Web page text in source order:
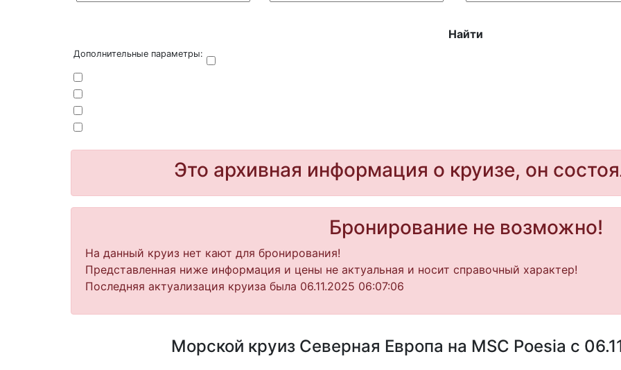
Найти
Дополнительные параметры:
Это архивная информация о круизе, он
Бронирование не возможно!
На данный круиз нет кают для бронирования!
Представленная ниже информация и цены не актуальная и носит справочный характер!
Последняя актуализация круиза была 06.11.2025 06:07:06
Морской круиз Северная Европа на MSC Poesia с